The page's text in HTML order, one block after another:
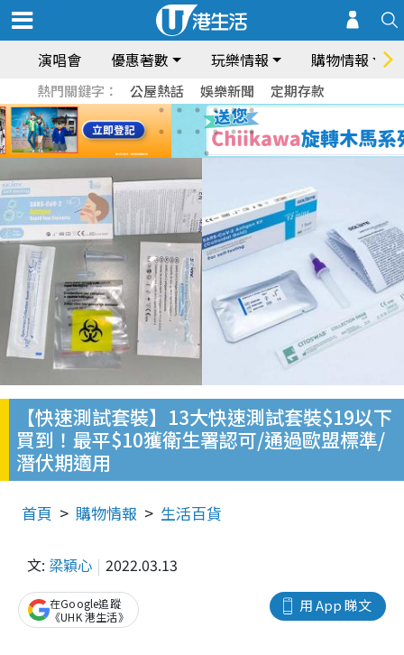
演唱會 優惠著數 玩樂情報 購物情報
熱門關鍵字： 公屋熱話 娛樂新聞 定期存款
【快速測試套裝】13大快速測試套裝$19以下
買到！最平$10獲衛生署認可/通過歐盟標準/
潛伏期適用
首頁 購物情報 生活百貨
文: 梁穎心 2022.03.13
用 App 睇文
在Google追蹤
《UHK 港生活》